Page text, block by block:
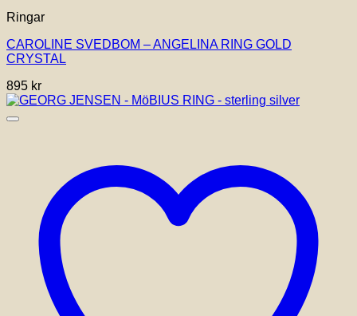
Ringar
CAROLINE SVEDBOM – ANGELINA RING GOLD
CRYSTAL
895 kr